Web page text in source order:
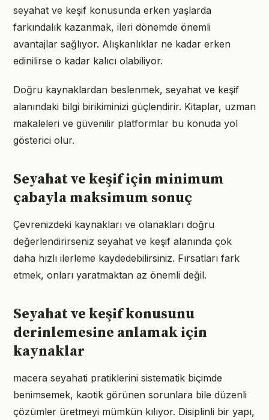
seyahat ve keşif konusunda erken yaşlarda
farkındalık kazanmak, ileri dönemde önemli
avantajlar sağlıyor. Alışkanlıklar ne kadar erken
edinilirse o kadar kalıcı olabiliyor.
Doğru kaynaklardan beslenmek, seyahat ve keşif
alanındaki bilgi birikiminizi güçlendirir. Kitaplar, uzman
makaleleri ve güvenilir platformlar bu konuda yol
gösterici olur.
Seyahat ve keşif için minimum
çabayla maksimum sonuç
Çevrenizdeki kaynakları ve olanakları doğru
değerlendirirseniz seyahat ve keşif alanında çok
daha hızlı ilerleme kaydedebilirsiniz. Fırsatları fark
etmek, onları yaratmaktan az önemli değil.
Seyahat ve keşif konusunu
derinlemesine anlamak için
kaynaklar
macera seyahati pratiklerini sistematik biçimde
benimsemek, kaotik görünen sorunlara bile düzenli
çözümler üretmeyi mümkün kılıyor. Disiplinli bir yapı,